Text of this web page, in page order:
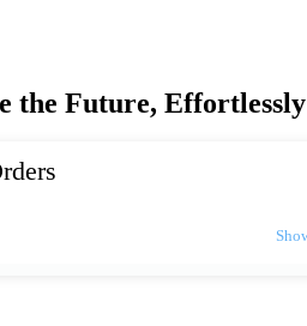
the Future, Effortlessly